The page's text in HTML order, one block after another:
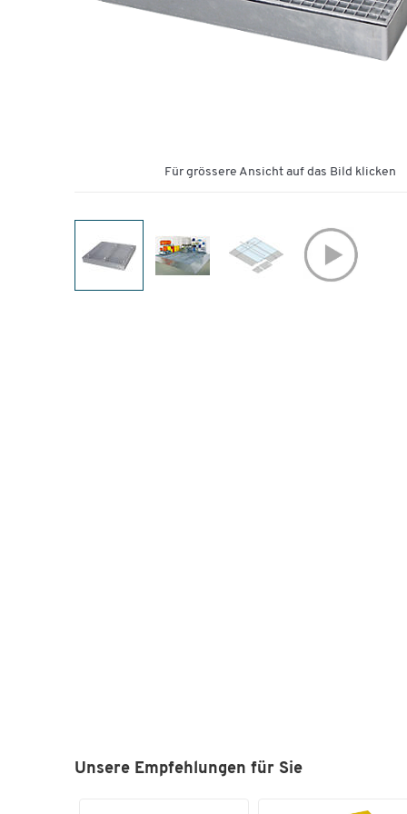
Für grössere Ansicht auf das Bild klicken
Unsere Empfehlungen für Sie